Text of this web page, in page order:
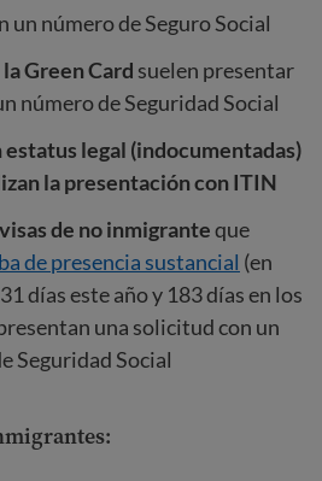
un número de SeguroSocial
Green Card suelen presentar
número de Seguridad Social
estatus legal (indocumentadas)
la presentación con ITIN
de no inmigranteque
de presencia sustancial (en
días este año y 183 días en los
una solicitud con un
Seguridad Social